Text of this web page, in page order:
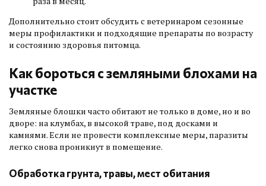
Дополнительно стоит обсудить с ветеринаром сезонные
меры профилактики и подходящие препараты по возрасту
и состоянию здоровья питомца.
Как бороться с земляными блохами на
участке
Земляные блошки часто обитают не только в доме, но и во
дворе: на клумбах, в высокой траве, под досками и
камнями. Если не провести комплексные меры, паразиты
легко снова проникнут в помещение.
Обработка грунта, травы, мест обитания